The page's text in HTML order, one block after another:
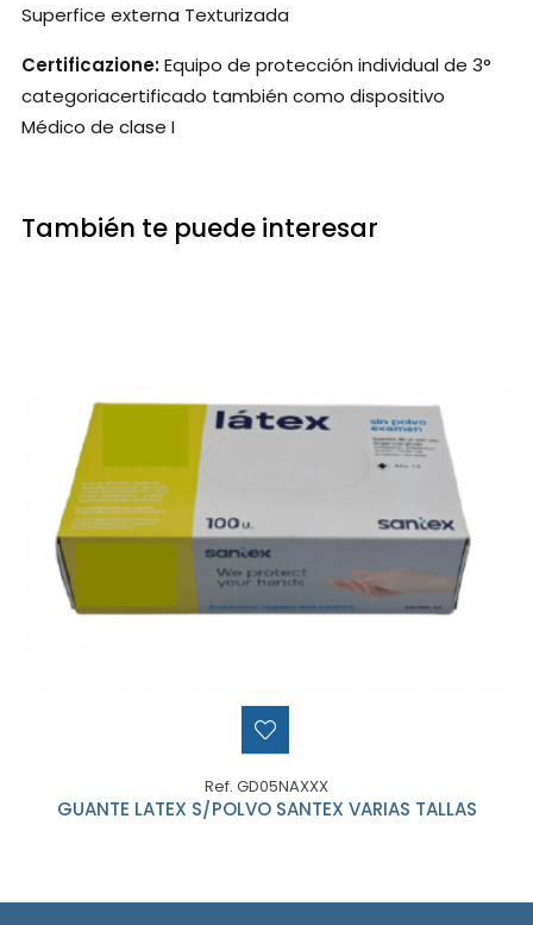
Superfice externa Texturizada
Certificazione:Equipo de protección individual de 3°
categoriacertificado también como dispositivo
Médico de clase I
También te puede interesar
Ref. GD05NAXXX
GUANTE LATEX S/POLVO SANTEX VARIAS TALLAS